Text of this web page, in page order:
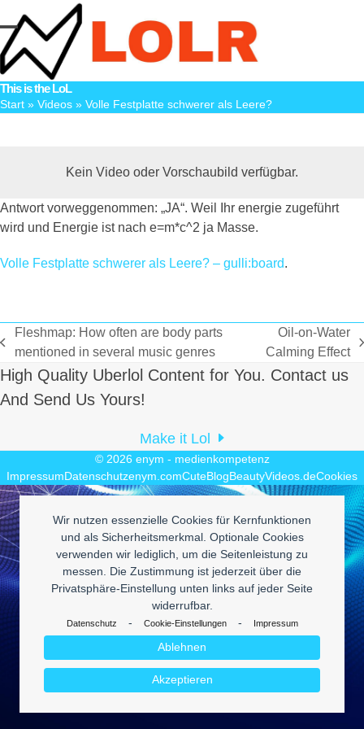
to
content
Wir nutzen essenzielle Cookies für Kernfunktionen
und als Sicherheitsmerkmal. Optionale Cookies
verwenden wir lediglich, um die Seitenleistung zu
messen. Die Zustimmung ist jederzeit über die
Privatsphäre-Einstellung unten links auf jeder Seite
widerrufbar.
Datenschutz - Cookie-Einstellungen - Impressum
Akzeptieren
Ablehnen
Open
mobile
menu
Close
mobile
menu
This is the LoL
Start » Videos » Volle Festplatte schwerer als Leere?
Kein Video oder Vorschaubild verfügbar.
Antwort vorweggenommen: „JA“. Weil Ihr energie zugeführt
wird und Energie ist nach e=m*c^2 ja Masse.
Volle Festplatte schwerer als Leere? – gulli:board.
vorheriger
Beitrag:
Fleshmap: How often are body parts
mentioned in several music genres
Nächster
Beitrag:
Oil-on-Water
Calming Effect
High Quality Uberlol Content for You. Contact us
And Send Us Yours!
Make it Lol
© 2026 enym - medienkompetenz
ImpressumDatenschutzenym.comCuteBlogBeautyVideos.deCookies